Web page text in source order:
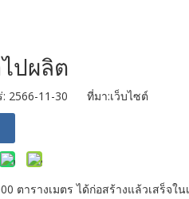
ปผลิต
2566-11-30 ที่มา:เว็บไซต์
ตารางเมตร ได้ก่อสร้างแล้วเสร็จใ